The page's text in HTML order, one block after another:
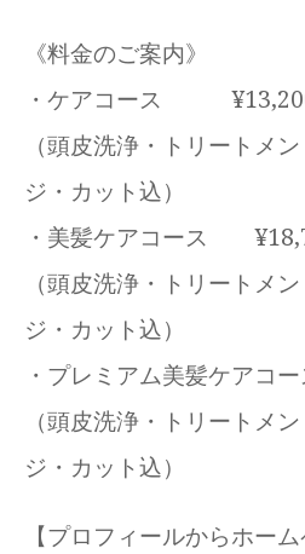
《料金のご案内》
・ケアコース
（頭皮洗浄・トリートメ
ジ・カット込）
・美髪ケアコース
（頭皮洗浄・トリートメ
ジ・カット込）
・プレミアム美髪ケア
（頭皮洗浄・トリートメ
ジ・カット込）
【プロフィールからホー